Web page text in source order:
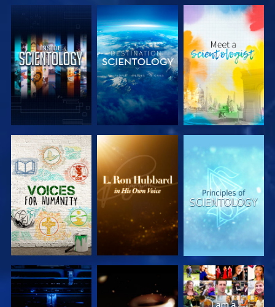
SERIE
ENTDECKEN
SERIE
ENTDECKEN
SERIE
ENTDECKEN
SERIE
SERIE
ANSEHEN